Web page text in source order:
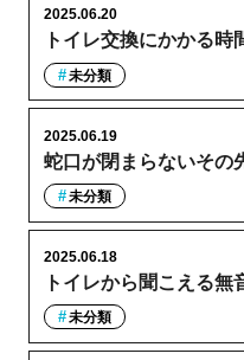
トイレ交換にかかる時
2025.06.20
未分類
蛇口が閉まらないその
2025.06.19
未分類
トイレから聞こえる
2025.06.18
未分類